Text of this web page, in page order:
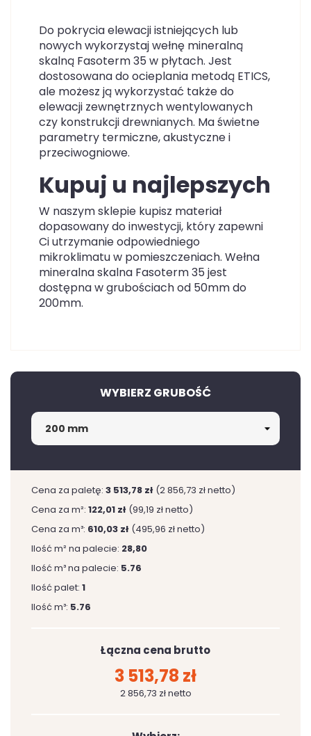
Do pokrycia elewacji istniejących lub
nowych wykorzystaj wełnę mineralną
skalną Fasoterm 35 w płytach. Jest
dostosowana do ocieplania metodą ETICS,
ale możesz ją wykorzystać także do
elewacji zewnętrznych wentylowanych
czy konstrukcji drewnianych. Ma świetne
parametry termiczne, akustyczne i
przeciwogniowe.
Kupuj u najlepszych
W naszym sklepie kupisz materiał
dopasowany do inwestycji, który zapewni
Ci utrzymanie odpowiedniego
mikroklimatu w pomieszczeniach. Wełna
mineralna skalna Fasoterm 35 jest
dostępna w grubościach od 50mm do
200mm.
WYBIERZ GRUBOŚĆ
Cena za paletę: 3 513,78 zł (2 856,73 zł netto)
Cena za m²: 122,01 zł (99,19 zł netto)
Cena za m³: 610,03 zł (495,96 zł netto)
Ilość m² na palecie: 28,80
Ilość m³ na palecie: 5.76
Ilość palet: 1
Ilość m³: 5.76
Łączna cena brutto
3 513,78 zł
2 856,73 zł netto